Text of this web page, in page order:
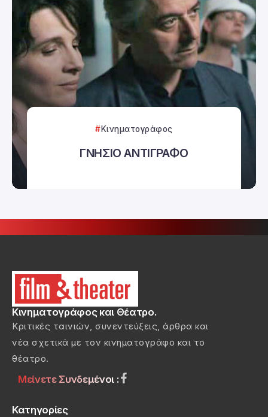
Κινηματογράφος
ΓΝΗΣΙΟ ΑΝΤΙΓΡΑΦΟ
Κινηματογράφος και Θέατρο.
Κριτικές ταινιών, συνεντεύξεις, άρθρα και
νέα σχετικά με τον κινηματογράφο και το
θέατρο.
Μείνετε Συνδεμένοι :
Κατηγορίες